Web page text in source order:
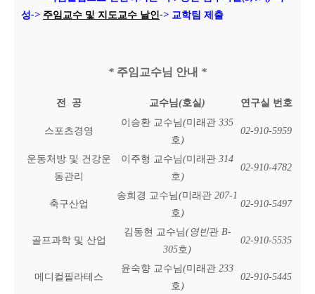
성-> 주임교수 및 지도교수 날인-> 교학팀 제출
* 주임교수님 안내 *
전 공 교수님 (호실 ) 연구실 번호
스포츠경영
이승환 교수님(미래관 335
호)
02-910-5959
운동처방 및 건강운
동관리
이주형 교수님(미래관 314
호)
02-910-4782
축구산업
송희경 교수님(미래관 207-1
호)
02-910-5497
골프과학 및 산업
김동현 교수님(영빈관 B-
305호)
02-910-5535
메디컬필라테스
윤숙향 교수님(미래관 233
호)
02-910-5445